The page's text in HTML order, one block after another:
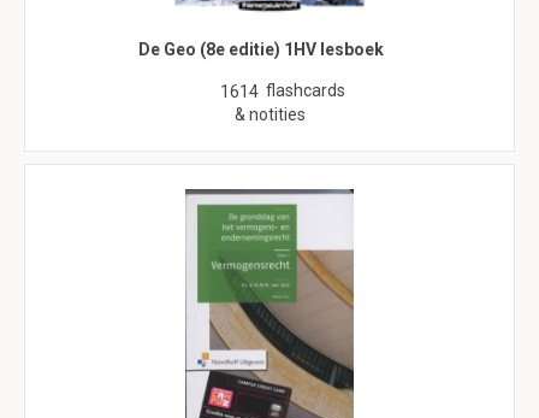
De Geo (8e editie) 1HV lesboek
1614 flashcards
& notities